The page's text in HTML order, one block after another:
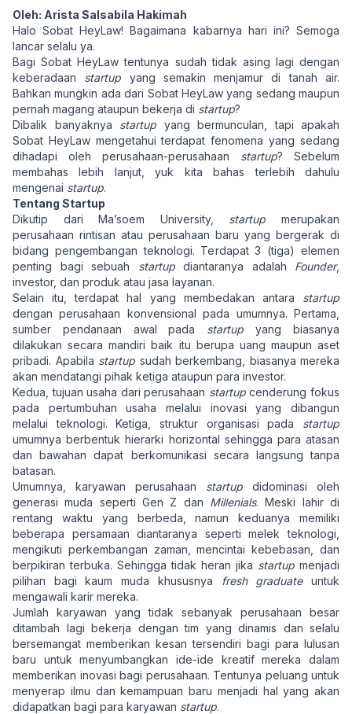
Oleh: Arista Salsabila Hakimah
Halo Sobat HeyLaw! Bagaimana kabarnya hari ini? Semoga
lancar selalu ya.
Bagi Sobat HeyLaw tentunya sudah tidak asing lagi dengan
keberadaan startup yang semakin menjamur di tanah air.
Bahkan mungkin ada dari Sobat HeyLaw yang sedang maupun
pernah magang ataupun bekerja di startup?
Dibalik banyaknya startup yang bermunculan, tapi apakah
Sobat HeyLaw mengetahui terdapat fenomena yang sedang
dihadapi oleh perusahaan-perusahaan startup? Sebelum
membahas lebih lanjut, yuk kita bahas terlebih dahulu
mengenai startup.
Tentang Startup
Dikutip dari Ma’soem University, startup merupakan
perusahaan rintisan atau perusahaan baru yang bergerak di
bidang pengembangan teknologi. Terdapat 3 (tiga) elemen
penting bagi sebuah startupdiantaranya adalah Founder,
investor, dan produk atau jasa layanan.
Selain itu, terdapat hal yang membedakan antara startup
dengan perusahaan konvensional pada umumnya. Pertama,
sumber pendanaan awal pada startup yang biasanya
dilakukan secara mandiri baik itu berupa uang maupun aset
pribadi. Apabila startup sudah berkembang, biasanya mereka
akan mendatangi pihak ketiga ataupun para investor.
Kedua, tujuan usaha dari perusahaan startupcenderung fokus
pada pertumbuhan usaha melalui inovasi yang dibangun
melalui teknologi. Ketiga, struktur organisasi pada startup
umumnya berbentuk hierarki horizontal sehingga para atasan
dan bawahan dapat berkomunikasi secara langsung tanpa
batasan.
Umumnya, karyawan perusahaan startup didominasi oleh
generasi muda seperti Gen Z dan Millenials. Meski lahir di
rentang waktu yang berbeda, namun keduanya memiliki
beberapa persamaan diantaranya seperti melek teknologi,
mengikuti perkembangan zaman, mencintai kebebasan, dan
berpikiran terbuka. Sehingga tidak heran jika startup menjadi
pilihan bagi kaum muda khususnya
fresh graduateuntuk
mengawali karir mereka.
Jumlah karyawan yang tidak sebanyak perusahaan besar
ditambah lagi bekerja dengan tim yang dinamis dan selalu
bersemangat memberikan kesan tersendiri bagi para lulusan
baru untuk menyumbangkan ide-ide kreatif mereka dalam
memberikan inovasi bagi perusahaan. Tentunya peluang untuk
menyerap ilmu dan kemampuan baru menjadi hal yang akan
didapatkan bagi para karyawan startup.